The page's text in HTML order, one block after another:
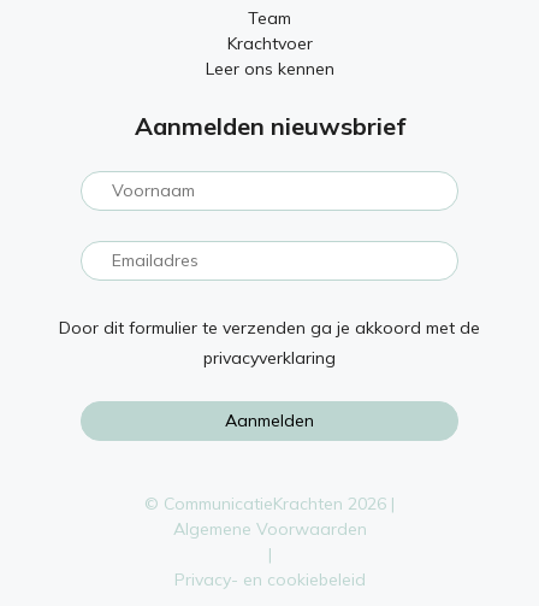
Team
Krachtvoer
Leer ons kennen
Aanmelden nieuwsbrief
Door dit formulier te verzenden ga je akkoord met de
privacyverklaring
© CommunicatieKrachten 2026 |
Algemene Voorwaarden
|
Privacy- en cookiebeleid